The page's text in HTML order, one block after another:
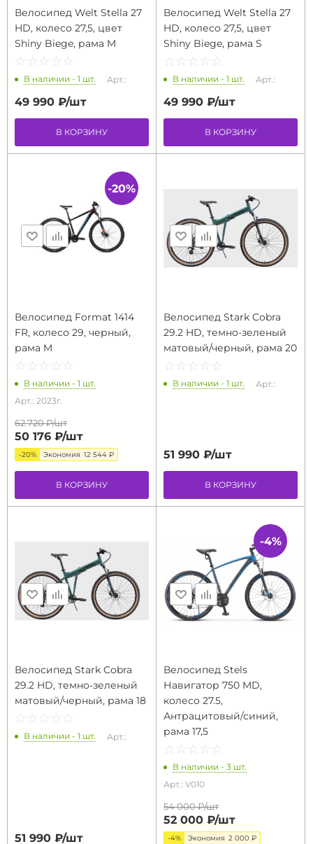
Велосипед Welt Stella 27
HD, колесо 27,5, цвет
Shiny Biege, рама M
☆ ☆ ☆ ☆ ☆
★ ★ ★ ★ ★
В наличии - 1 шт. Арт.:
49 990 ₽/шт
В КОРЗИНУ
Велосипед Welt Stella 27
HD, колесо 27,5, цвет
Shiny Biege, рама S
☆ ☆ ☆ ☆ ☆
★ ★ ★ ★ ★
В наличии - 1 шт. Арт.:
49 990 ₽/шт
В КОРЗИНУ
Велосипед Format 1414
FR, колесо 29, черный,
рама M
☆ ☆ ☆ ☆ ☆
★ ★ ★ ★ ★
В наличии - 1 шт.
Арт.: 2023г.
62 720 ₽/шт
50 176 ₽/шт
-20% Экономия 12 544 ₽
В КОРЗИНУ
-20%
Велосипед Stark Cobra
29.2 HD, темно-зеленый
матовый/черный, рама 20
☆ ☆ ☆ ☆ ☆
★ ★ ★ ★ ★
В наличии - 1 шт. Арт.:
51 990 ₽/шт
В КОРЗИНУ
Велосипед Stark Cobra
29.2 HD, темно-зеленый
матовый/черный, рама 18
☆ ☆ ☆ ☆ ☆
★ ★ ★ ★ ★
В наличии - 1 шт. Арт.:
51 990 ₽/шт
Велосипед Stels
Навигатор 750 MD,
колесо 27.5,
Антрацитовый/синий,
рама 17,5
☆ ☆ ☆ ☆ ☆
★ ★ ★ ★ ★
В наличии - 3 шт.
Арт.: V010
54 000 ₽/шт
52 000 ₽/шт
-4% Экономия 2 000 ₽
-4%